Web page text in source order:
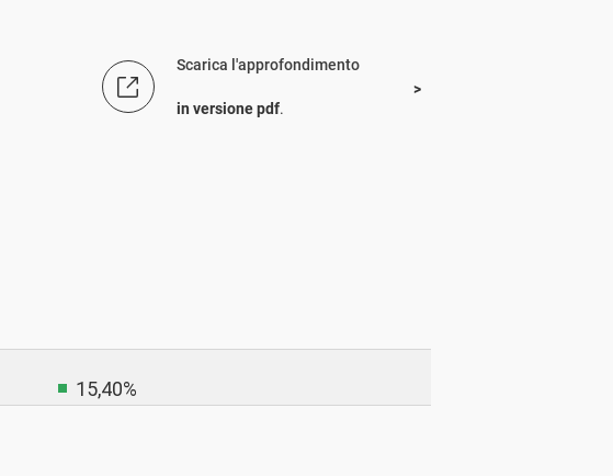
Scarica l'approfondimento
in versione pdf.